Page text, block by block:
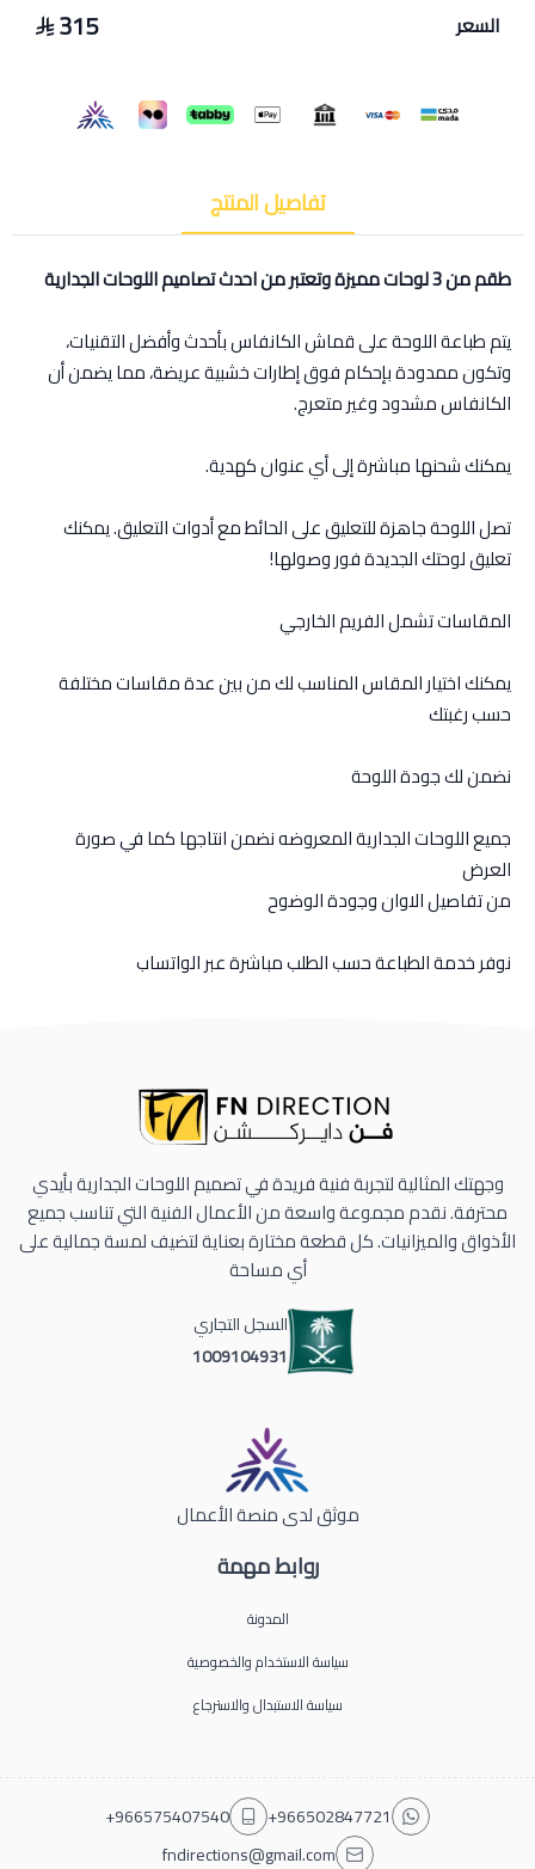
السعر 315
تفاصيل المنتج
طقم من 3 لوحات مميزة وتعتبر من احدث تصاميم اللوحات الجدارية
يتم طباعة اللوحة على قماش الكانفاس بأحدث وأفضل التقنيات،
وتكون ممدودة بإحكام فوق إطارات خشبية عريضة، مما يضمن أن
الكانفاس مشدود وغير متعرج.
يمكنك شحنها مباشرة إلى أي عنوان كهدية.
تصل اللوحة جاهزة للتعليق على الحائط مع أدوات التعليق. يمكنك
تعليق لوحتك الجديدة فور وصولها!
المقاسات تشمل الفريم الخارجي
يمكنك اختيار المقاس المناسب لك من بين عدة مقاسات مختلفة
حسب رغبتك
نضمن لك جودة اللوحة
جميع اللوحات الجدارية المعروضه نضمن انتاجها كما في صورة
العرض
من تفاصيل الاوان وجودة الوضوح
نوفر خدمة الطباعة حسب الطلب مباشرة عبر الواتساب
روابط مهمة
المدونة
سياسة الاستخدام والخصوصية
سياسة الاستبدال والاسترجاع
وجهتك المثالية لتجربة فنية فريدة في تصميم اللوحات الجدارية بأيدي
محترفة. نقدم مجموعة واسعة من الأعمال الفنية التي تناسب جميع
الأذواق والميزانيات. كل قطعة مختارة بعناية لتضيف لمسة جمالية على
أي مساحة
السجل التجاري
1009104931
موثق لدى منصة الأعمال
+966502847721
+966575407540
fndirections@gmail.com